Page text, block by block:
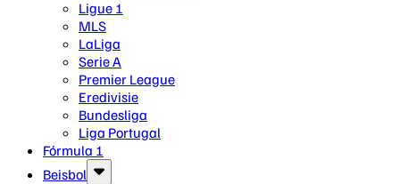
Ligue 1
MLS
LaLiga
Serie A
Premier League
Eredivisie
Bundesliga
Liga Portugal
Fórmula 1
Beisbol